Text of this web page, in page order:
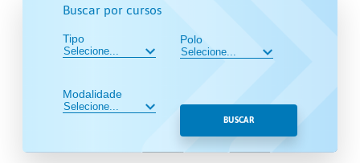
Buscar por cursos
Tipo
Modalidade
Polo
BUSCAR